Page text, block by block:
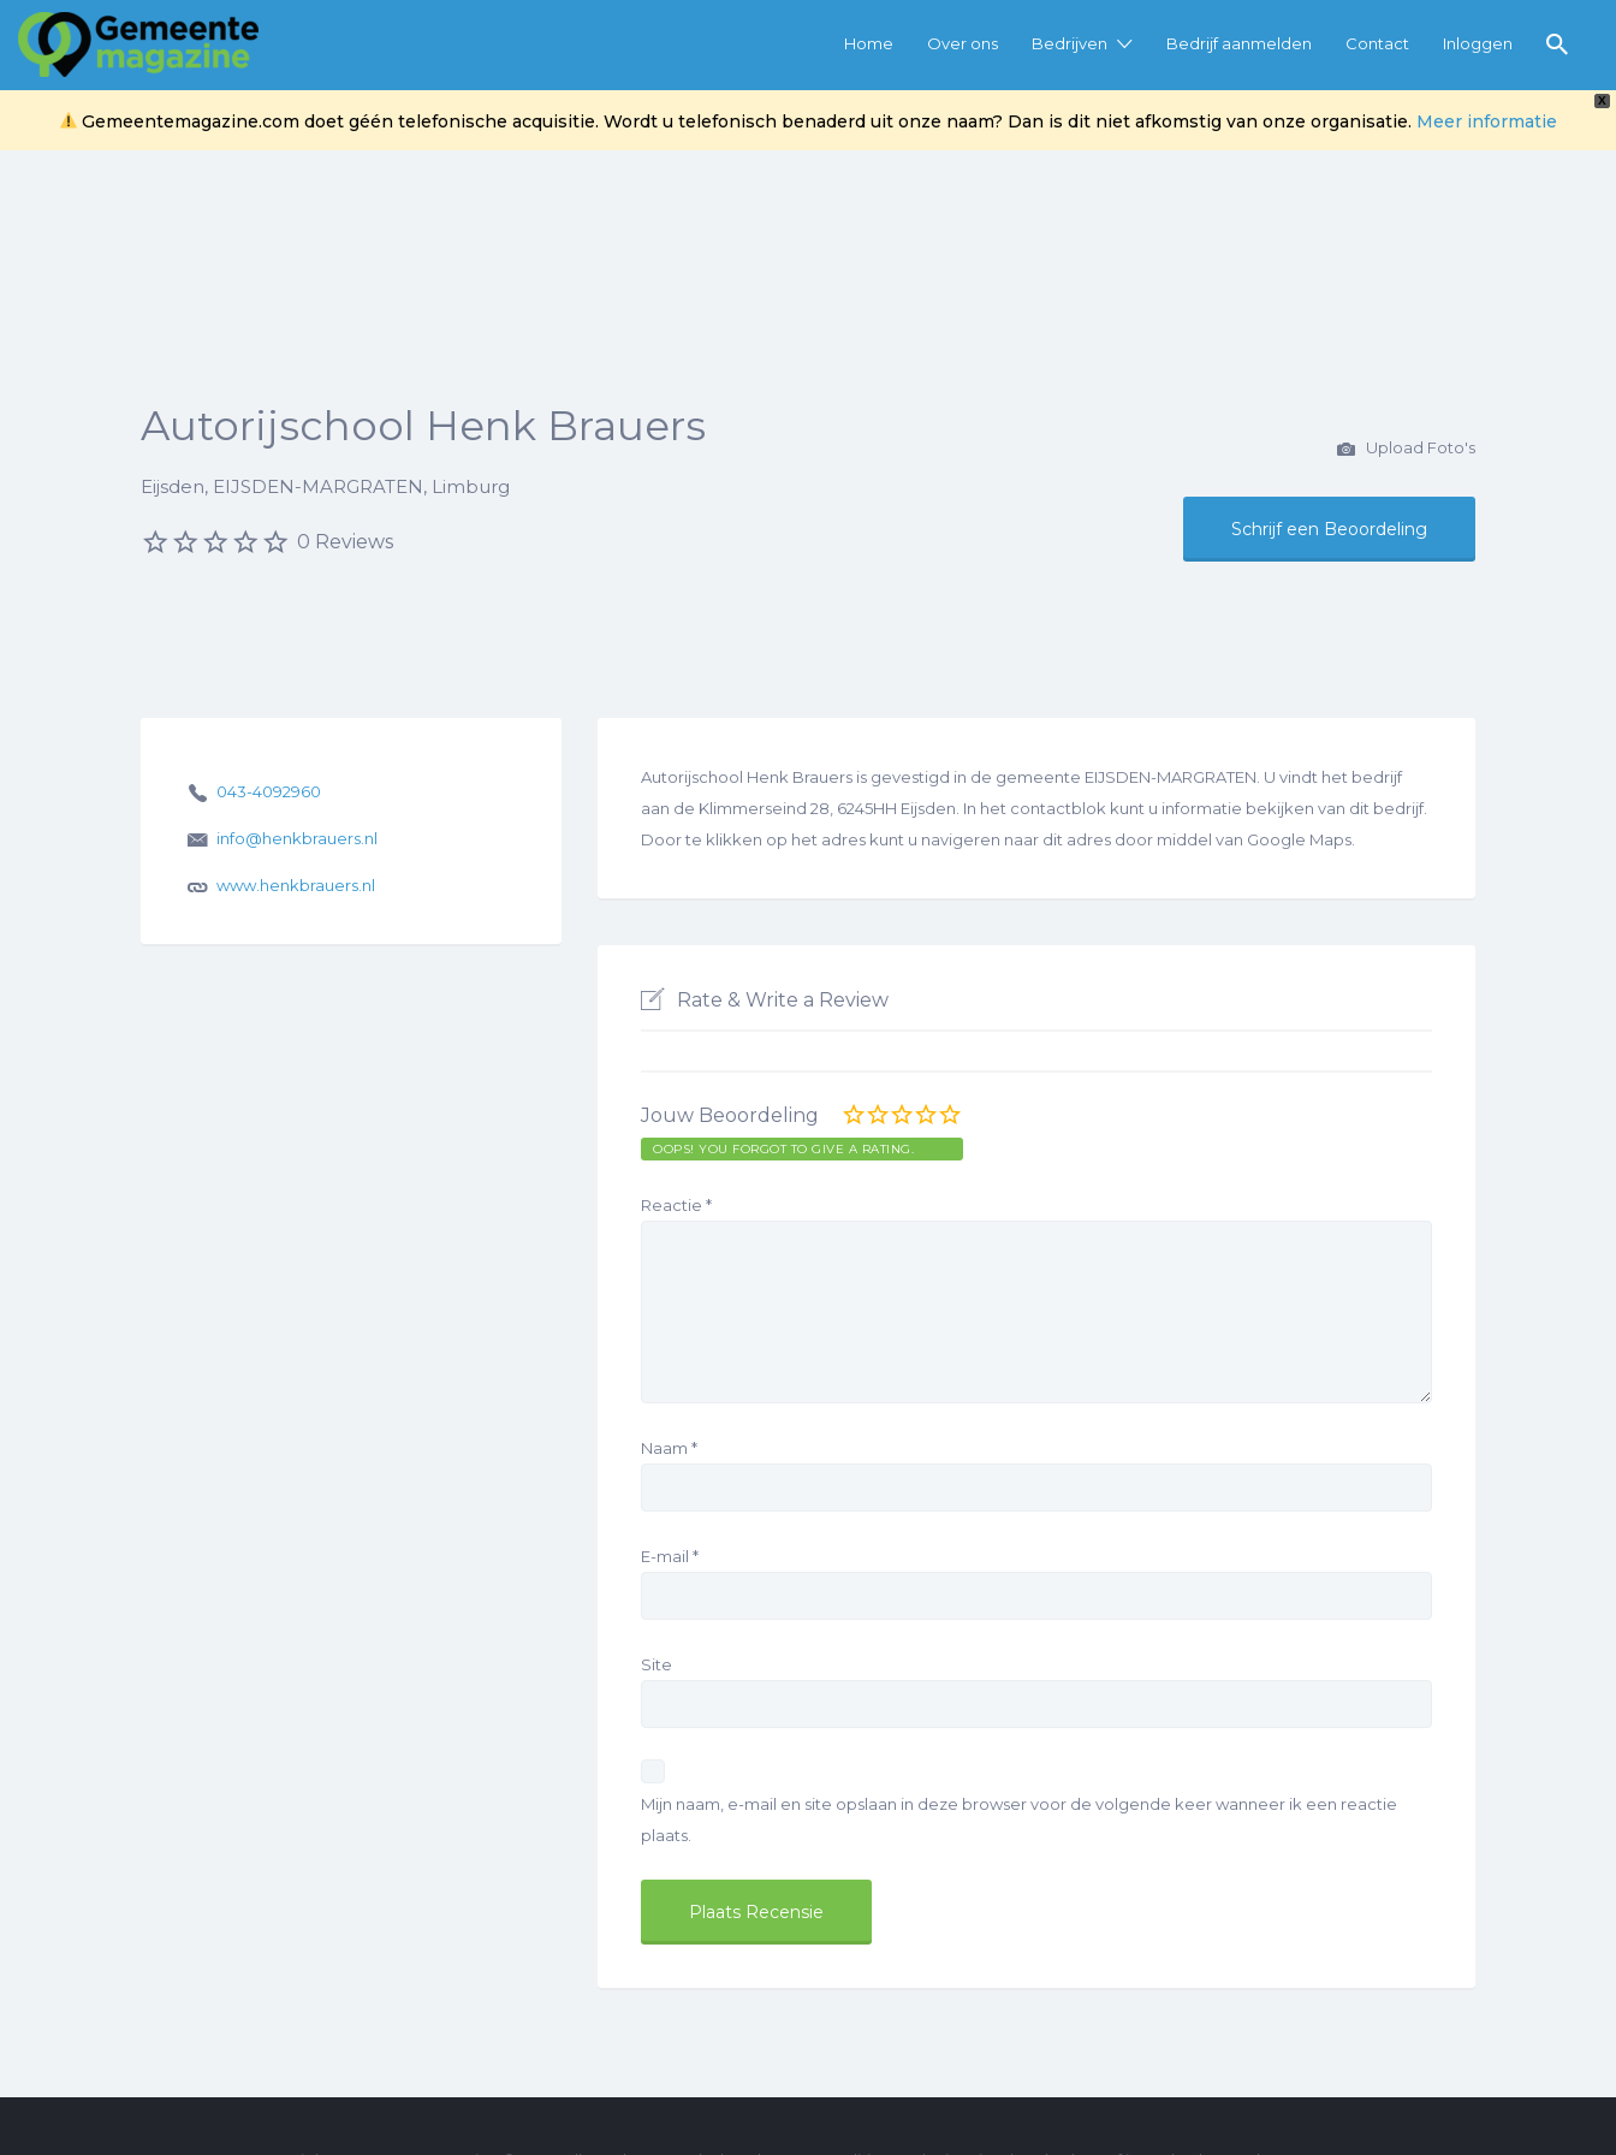
X
Gemeentemagazine.com doet géén telefonische acquisitie. Wordt u telefonisch benaderd uit onze naam? Dan is dit niet afkomstig van onze organisatie. Meer informatie
Home Over ons Bedrijven Bedrijf aanmelden Contact Inloggen
Zoek
naar:
Autorijschool Henk Brauers
Eijsden, EIJSDEN-MARGRATEN, Limburg
0 Reviews
Upload Foto's
Schrijf een Beoordeling
043-4092960
info@henkbrauers.nl
www.henkbrauers.nl
Autorijschool Henk Brauers is gevestigd in de gemeente EIJSDEN-MARGRATEN. U vindt het bedrijf
aan de Klimmerseind 28, 6245HH Eijsden. In het contactblok kunt u informatie bekijken van dit bedrijf.
Door te klikken op het adres kunt u navigeren naar dit adres door middel van Google Maps.
Rate & Write a Review
Jouw Beoordeling
OOPS! YOU FORGOT TO GIVE A RATING.
Reactie *
Naam *
E-mail *
Site
Mijn naam, e-mail en site opslaan in deze browser voor de volgende keer wanneer ik een reactie
plaats.